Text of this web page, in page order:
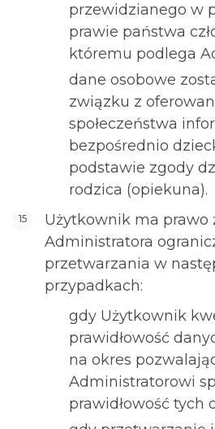
przewidzianego w
prawie państwa
któremu podlega
dane osobowe
związku z
społeczeństwa
bezpośrednio
podstawie zgody
rodzica (opiekuna).
Użytkownik ma prawo
Administratora
przetwarzania w
przypadkach:
gdy Użytkownik
prawidłowość
na okres
Administratorowi
prawidłowość tych